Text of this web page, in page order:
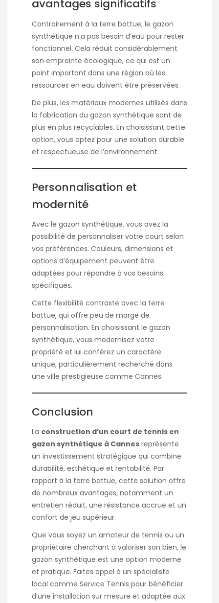
avantages significatifs
Contrairement à la terre battue, le gazon
synthétique n’a pas besoin d’eau pour rester
fonctionnel. Cela réduit considérablement
son empreinte écologique, ce qui est un
point important dans une région où les
ressources en eau doivent être préservées.
De plus, les matériaux modernes utilisés dans
la fabrication du gazon synthétique sont de
plus en plus recyclables. En choisissant cette
option, vous optez pour une solution durable
et respectueuse de l’environnement.
Personnalisation et
modernité
Avec le gazon synthétique, vous avez la
possibilité de personnaliser votre court selon
vos préférences. Couleurs, dimensions et
options d’équipement peuvent être
adaptées pour répondre à vos besoins
spécifiques.
Cette flexibilité contraste avec la terre
battue, qui offre peu de marge de
personnalisation. En choisissant le gazon
synthétique, vous modernisez votre
propriété et lui conférez un caractère
unique, particulièrement recherché dans
une ville prestigieuse comme Cannes.
Conclusion
La construction d’un court de tennis en
gazon synthétique à Cannes représente
un investissement stratégique qui combine
durabilité, esthétique et rentabilité. Par
rapport à la terre battue, cette solution offre
de nombreux avantages, notamment un
entretien réduit, une résistance accrue et un
confort de jeu supérieur.
Que vous soyez un amateur de tennis ou un
propriétaire cherchant à valoriser son bien, le
gazon synthétique est une option moderne
et pratique. Faites appel à un spécialiste
local comme Service Tennis pour bénéficier
d’une installation sur mesure et adaptée aux